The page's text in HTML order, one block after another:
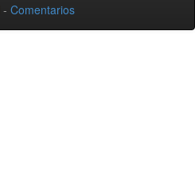
- Comentarios